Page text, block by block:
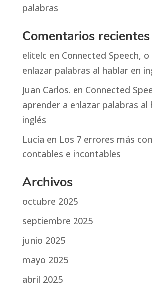
palabras
Comentarios recientes
elitelc en Connected Speech,
enlazar palabras al hablar en
Juan Carlos. en Connected
aprender a enlazar palabras al
inglés
Lucía en Los 7 errores más
contables e incontables
Archivos
octubre 2025
septiembre 2025
junio 2025
mayo 2025
abril 2025